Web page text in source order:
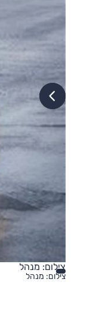
צילום: מנהל
צילום: מנהל